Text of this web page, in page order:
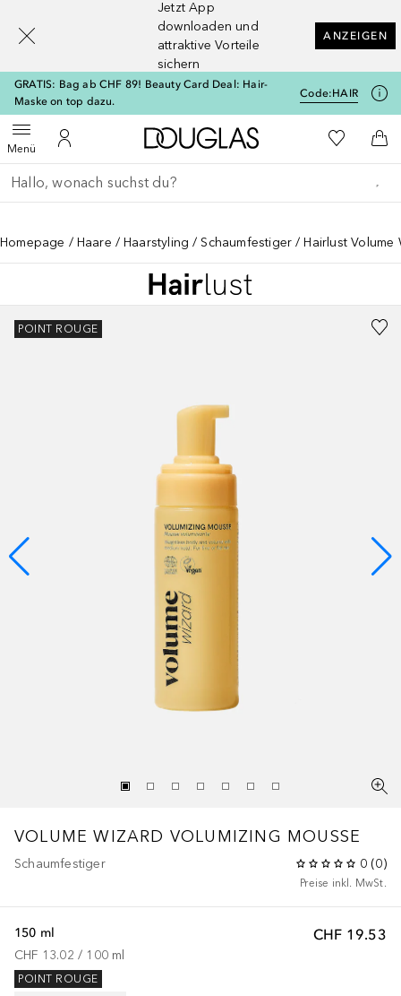
Jetzt App
downloaden und
attraktive Vorteile
sichern
ANZEIGEN
GRATIS: Bag ab CHF 89! Beauty Card Deal: Hair-
Maske on top dazu.
Code:HAIR
MenüMenü öffnenZu Meinem Kundenkonto
Zur Douglas Startseite
Zu Meiner
Gehe zurück
Suche ausführen
Homepage Haare Haarstyling Schaumfestiger Hairlust Volume
POINT ROUGE
VOLUME WIZARD VOLUMIZING MOUSSE
Schaumfestiger 0 (0)
Preise inkl. MwSt.
CHF 19.53
150 ml
CHF 13.02 / 100 ml
POINT ROUGE
[navigation.slideout.screenreader]